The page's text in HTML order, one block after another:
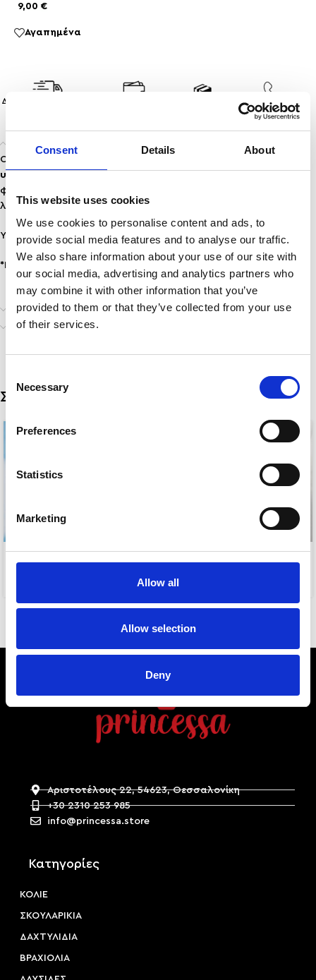
Consent Details About
This website uses cookies
We use cookies to personalise content and ads, to
provide social media features and to analyse our traffic.
We also share information about your use of our site with
our social media, advertising and analytics partners who
may combine it with other information that you’ve
provided to them or that they’ve collected from your use
of their services.
Selection
Necessary
Preferences
Statistics
Marketing
Allow all
Allow selection
Deny
9,00 €
Αγαπημένα
ΔΩΡΕΑΝ ΜΕΤΑΦΟΡΙΚΑ
ΤΗΛΕΦΩΝΙΚΕΣ
ΠΑΡΑΓΓΕΛΙΕΣ
Οι
υψηλής λάμψης
φωτός και κίνησης που ακολουθεί τη φυσική καμπύλη του
λαιμού. Ιδανικό για βραδινές εμφανίσεις.
Υλικό : Χαλκός.
*Προσοχή σε νερό.
Επιπλέον πληροφορίες
Αποστολή & Παράδοση
Σχετικά προϊόντα
10,00
Αριστοτέλους 22, 54623, Θεσσαλονίκη
+30 2310 253 985
info@princessa.store
Κατηγορίες
ΚΟΛΙΕ
ΣΚΟΥΛΑΡΙΚΙΑ
ΔΑΧΤΥΛΙΔΙΑ
ΒΡΑΧΙΟΛΙΑ